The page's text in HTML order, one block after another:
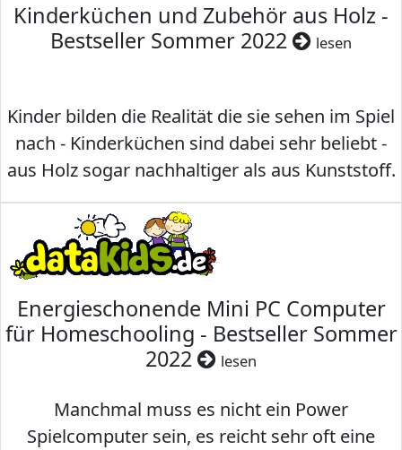
Kinderküchen und Zubehör aus Holz -
Bestseller Sommer 2022
lesen
Kinder bilden die Realität die sie sehen im Spiel
nach - Kinderküchen sind dabei sehr beliebt -
aus Holz sogar nachhaltiger als aus Kunststoff.
Energieschonende Mini PC Computer
für Homeschooling - Bestseller Sommer
2022
lesen
Manchmal muss es nicht ein Power
Spielcomputer sein, es reicht sehr oft eine